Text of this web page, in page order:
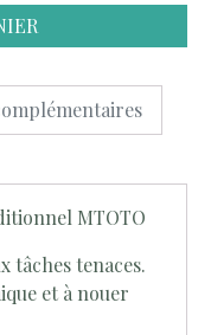
MTOTO
tâches tenaces.
et à nouer